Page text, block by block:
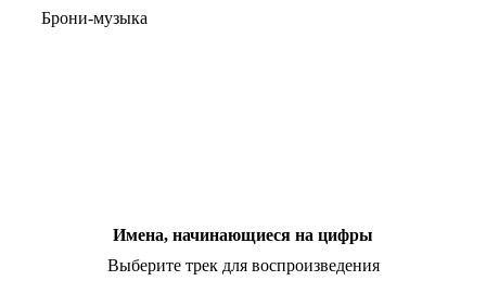
Брони-музыка
Имена, начинающиеся на цифры
Выберите трек для воспроизведения